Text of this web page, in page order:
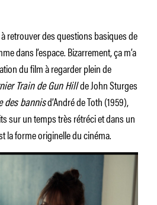
à retrouver des questions basiques de
dans l’espace. Bizarrement, ça m’a
du film à regarder plein de
Train de Gun Hillde John Sturges
des bannisd’André de Toth (1959),
sur un temps très rétréci et dans un
la forme originelle du cinéma.